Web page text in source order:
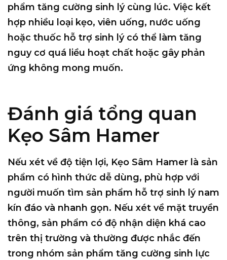
phẩm tăng cường sinh lý cùng lúc. Việc kết
hợp nhiều loại kẹo, viên uống, nước uống
hoặc thuốc hỗ trợ sinh lý có thể làm tăng
nguy cơ quá liều hoạt chất hoặc gây phản
ứng không mong muốn.
Đánh giá tổng quan
Kẹo Sâm Hamer
Nếu xét về độ tiện lợi, Kẹo Sâm Hamer là sản
phẩm có hình thức dễ dùng, phù hợp với
người muốn tìm sản phẩm hỗ trợ sinh lý nam
kín đáo và nhanh gọn. Nếu xét về mặt truyền
thông, sản phẩm có độ nhận diện khá cao
trên thị trường và thường được nhắc đến
trong nhóm sản phẩm tăng cường sinh lực